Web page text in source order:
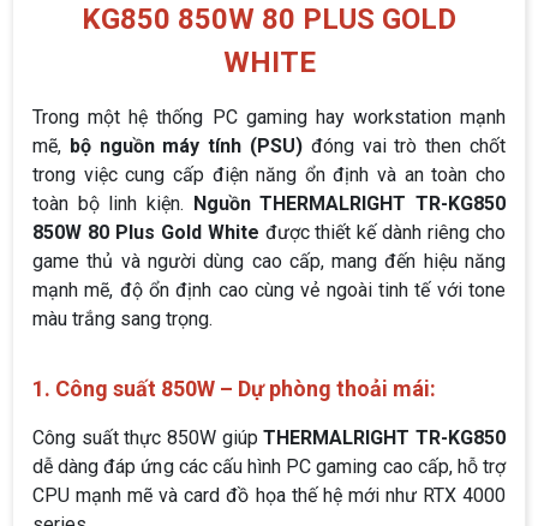
KG850 850W 80 PLUS GOLD
WHITE
Trong một hệ thống PC gaming hay workstation mạnh
mẽ, bộ nguồn máy tính (PSU) đóng vai trò then chốt
trong việc cung cấp điện năng ổn định và an toàn cho
toàn bộ linh kiện. Nguồn THERMALRIGHT TR-KG850
850W 80 Plus Gold White được thiết kế dành riêng cho
game thủ và người dùng cao cấp, mang đến hiệu năng
mạnh mẽ, độ ổn định cao cùng vẻ ngoài tinh tế với tone
màu trắng sang trọng.
1. Công suất 850W – Dự phòng thoải mái:
Công suất thực 850W giúpTHERMALRIGHT TR-KG850
dễ dàng đáp ứng các cấu hình PC gaming cao cấp, hỗ trợ
CPU mạnh mẽ và card đồ họa thế hệ mới như RTX 4000